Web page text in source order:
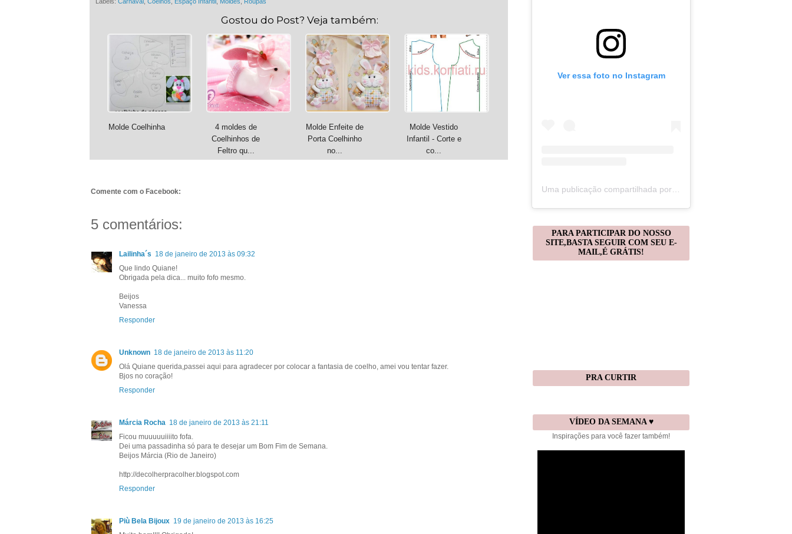
Gostou do Post? Veja também:
Molde Coelhinha
4 moldes de
Coelhinhos de
Feltro qu...
Molde Enfeite de
Porta Coelhinho
no...
Molde Vestido
Infantil - Corte e
co...
Comente com o Facebook:
5 comentários:
Lailinha´s 18 de janeiro de 2013 às 09:32
Que lindo Quiane!
Obrigada pela dica... muito fofo mesmo.
Beijos
Vanessa
Responder
Unknown 18 de janeiro de 2013 às 11:20
Olá Quiane querida,passei aqui para agradecer por colocar a fantasia de coelho, amei vou tentar fazer.
Bjos no coração!
Responder
Márcia Rocha 18 de janeiro de 2013 às 21:11
Ficou muuuuuiiiito fofa.
Dei uma passadinha só para te desejar um Bom Fim de Semana.
Beijos Márcia (Rio de Janeiro)
http://decolherpracolher.blogspot.com
Responder
Più Bela Bijoux 19 de janeiro de 2013 às 16:25
Ver essa foto no Instagram
Uma publicação compartilhada por Christiane Gonçalves (@artecomquiane)
PARA PARTICIPAR DO NOSSO
SITE,BASTA SEGUIR COM SEU E-
MAIL,É GRÁTIS!
PRA CURTIR
VÍDEO DA SEMANA ♥
Inspirações para você fazer também!